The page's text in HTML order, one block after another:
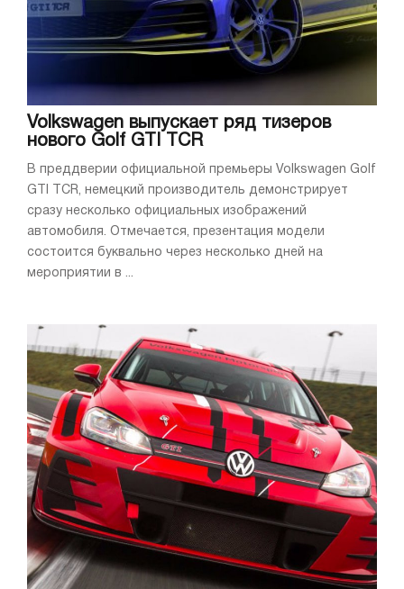
Volkswagen выпускает ряд тизеров
нового Golf GTI TCR
В преддверии официальной премьеры Volkswagen Golf
GTI TCR, немецкий производитель демонстрирует
сразу несколько официальных изображений
автомобиля. Отмечается, презентация модели
состоится буквально через несколько дней на
мероприятии в ...